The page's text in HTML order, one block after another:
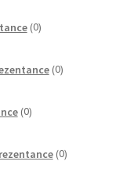
0izdelkov
0izdelkov
0izdelkov
0izdelkov